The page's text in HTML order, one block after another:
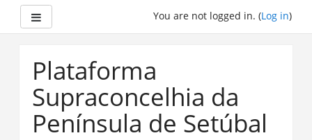
You are not logged in. (Log in)
Plataforma
Supraconcelhia da
Península de Setúbal